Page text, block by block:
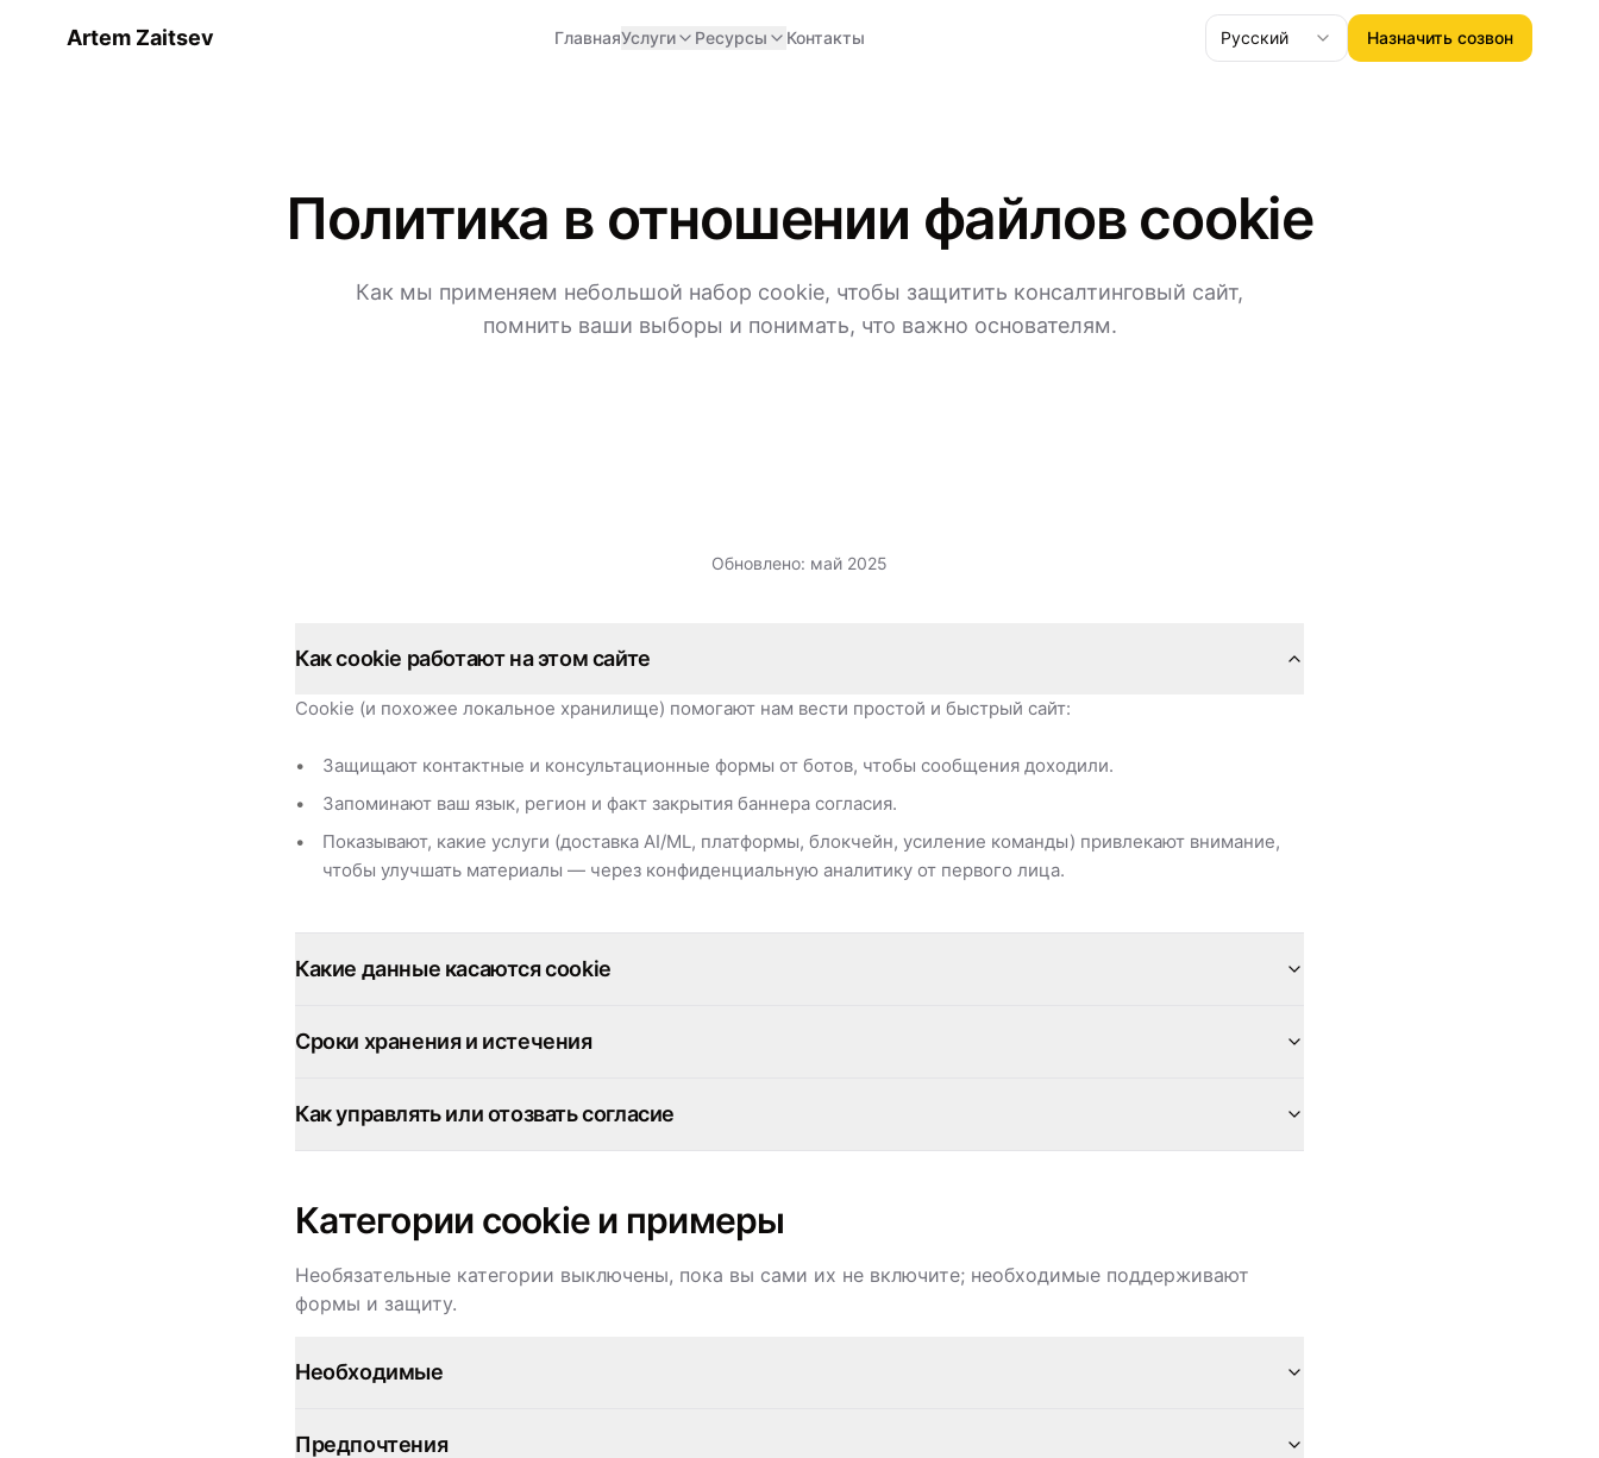
Artem Zaitsev ГлавнаяУслуги Ресурсы Контакты Русский Назначить созвон
Политика в отношении файлов cookie
Как мы применяем небольшой набор cookie, чтобы защитить консалтинговый сайт,
помнить ваши выборы и понимать, что важно основателям.
Обновлено: май 2025
Как cookie работают на этом сайте
Cookie (и похожее локальное хранилище) помогают нам вести простой и быстрый сайт:
Защищают контактные и консультационные формы от ботов, чтобы сообщения доходили.
Запоминают ваш язык, регион и факт закрытия баннера согласия.
Показывают, какие услуги (доставка AI/ML, платформы, блокчейн, усиление команды) привлекают внимание,
чтобы улучшать материалы — через конфиденциальную аналитику от первого лица.
Какие данные касаются cookie
Сроки хранения и истечения
Как управлять или отозвать согласие
Категории cookie и примеры
Необязательные категории выключены, пока вы сами их не включите; необходимые поддерживают
формы и защиту.
Необходимые
Предпочтения